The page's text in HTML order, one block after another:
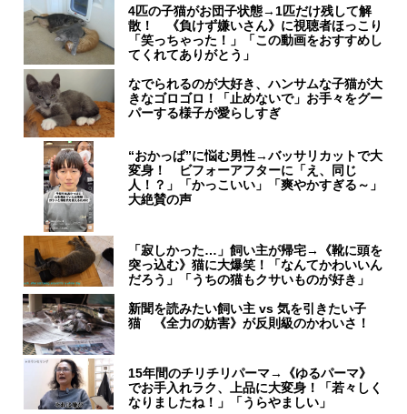
4匹の子猫がお団子状態→1匹だけ残して解
散！ 《負けず嫌いさん》に視聴者ほっこり
「笑っちゃった！」「この動画をおすすめし
てくれてありがとう」
なでられるのが大好き、ハンサムな子猫が大
きなゴロゴロ！「止めないで」お手々をグー
パーする様子が愛らしすぎ
“おかっぱ”に悩む男性→バッサリカットで大
変身！ ビフォーアフターに「え、同じ
人！？」「かっこいい」「爽やかすぎる～」
大絶賛の声
「寂しかった…」飼い主が帰宅→《靴に頭を
突っ込む》猫に大爆笑！「なんてかわいいん
だろう」「うちの猫もクサいものが好き」
新聞を読みたい飼い主 vs 気を引きたい子
猫 《全力の妨害》が反則級のかわいさ！
15年間のチリチリパーマ→《ゆるパーマ》
でお手入れラク、上品に大変身！「若々しく
なりましたね！」「うらやましい」